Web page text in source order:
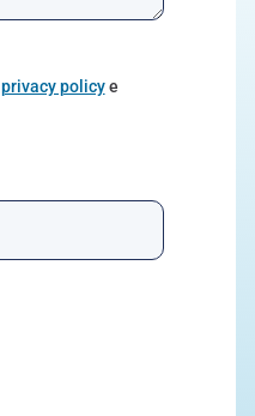
privacy policye